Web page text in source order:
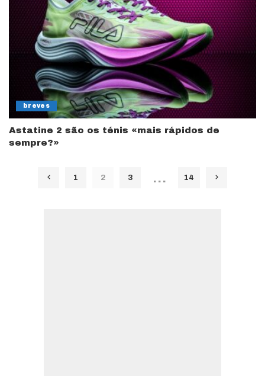
breves
Astatine 2 são os ténis «mais rápidos de
sempre?»
1 2 3 … 14